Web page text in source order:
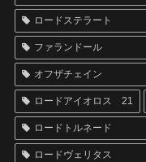
ロードステラート
ファランドール
オフザチェイン
ロードアイオロス 21
ロードトルネード
ロードヴェリタス